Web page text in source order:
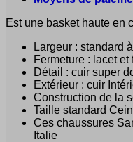
Est une basket haute en
Largeur : standard
Fermeture : lacet
Détail : cuir super
Extérieur : cuir
Construction de la
Taille standard
Ces chaussures
Italie